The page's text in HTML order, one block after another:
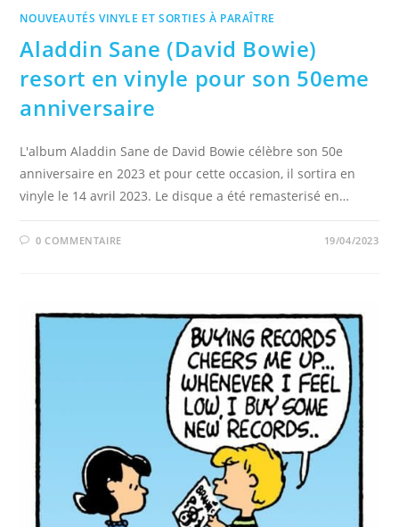
NOUVEAUTÉS VINYLE ET SORTIES À PARAÎTRE
Aladdin Sane (David Bowie)
resort en vinyle pour son 50eme
anniversaire
L'album Aladdin Sane de David Bowie célèbre son 50e
anniversaire en 2023 et pour cette occasion, il sortira en
vinyle le 14 avril 2023. Le disque a été remasterisé en…
0 COMMENTAIRE 19/04/2023